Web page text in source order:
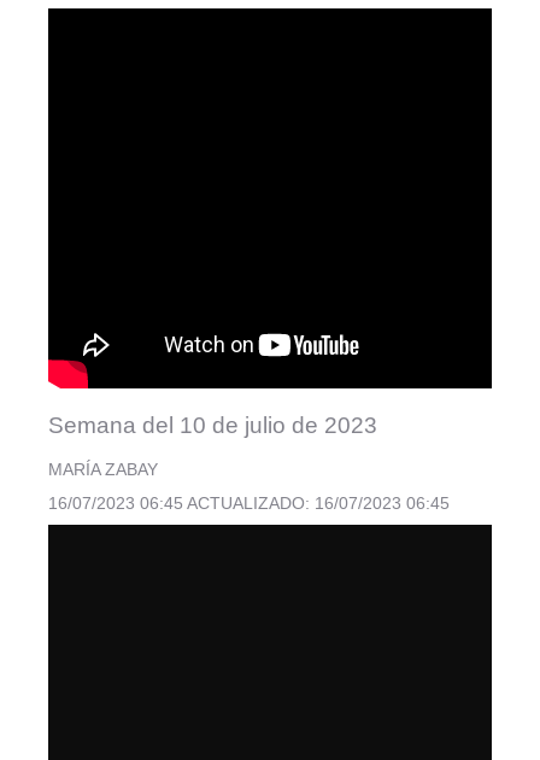
Semana del 10 de julio de 2023
MARÍA ZABAY
16/07/2023 06:45 ACTUALIZADO: 16/07/2023 06:45